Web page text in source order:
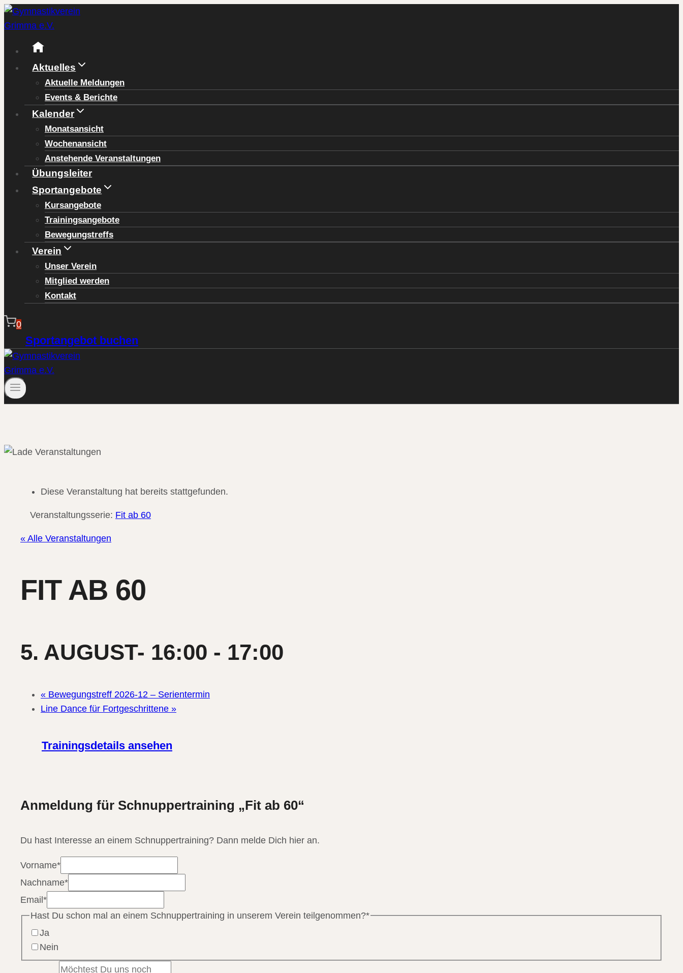
Zum
Inhalt
springen
Aktuelles
Aktuelle Meldungen
Events & Berichte
Kalender
Monatsansicht
Wochenansicht
Anstehende Veranstaltungen
Übungsleiter
Sportangebote
Kursangebote
Trainingsangebote
Bewegungstreffs
Verein
Unser Verein
Mitglied werden
Kontakt
0
Sportangebot buchen
Diese Veranstaltung hat bereits stattgefunden.
Veranstaltungsserie: Fit ab 60
« Alle Veranstaltungen
FIT AB 60
5. AUGUST- 16:00 - 17:00
« Bewegungstreff 2026-12 – Serientermin
Line Dance für Fortgeschrittene »
Trainingsdetails ansehen
Anmeldung für Schnuppertraining „Fit ab 60“
Du hast Interesse an einem Schnuppertraining? Dann melde Dich hier an.
Vorname*
Nachname*
Email*
Hast Du schon mal an einem Schnuppertraining in unserem Verein teilgenommen?*
Ja
Nein